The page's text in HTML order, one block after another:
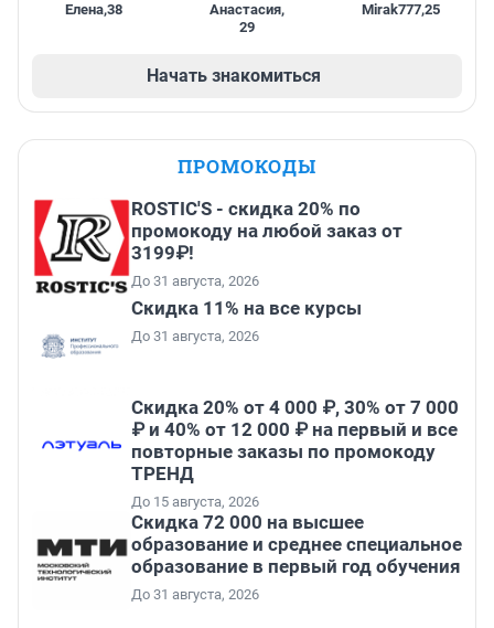
Елена,38 Анастасия,
29
Mirak777,25
Начать знакомиться
ПРОМОКОДЫ
ROSTIC'S - скидка 20% по
промокоду на любой заказ от
3199₽!
До 31 августа, 2026
Скидка 11% на все курсы
До 31 августа, 2026
Скидка 20% от 4 000 ₽, 30% от 7 000
₽ и 40% от 12 000 ₽ на первый и все
повторные заказы по промокоду
ТРЕНД
До 15 августа, 2026
Скидка 72 000 на высшее
образование и среднее специальное
образование в первый год обучения
До 31 августа, 2026